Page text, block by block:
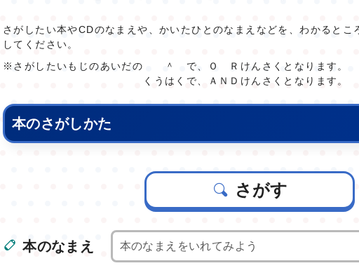
さがしたい本やCDのなまえや、かいたひとのなまえなどを、わかると
してください。
※さがしたいもじのあいだの ＾ で、Ｏ Ｒけんさくとなります。
くうはくで、ＡＮＤけんさくとなります。
本のさがしかた
さがす
本のなまえ